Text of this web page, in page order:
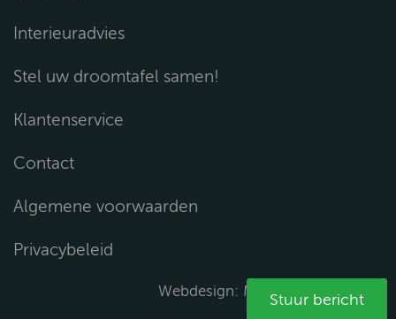
Interieuradvies
Stel uw droomtafel samen!
Klantenservice
Contact
Algemene voorwaarden
Privacybeleid
Webdesign: Media Solutions B.V.
Stuur bericht